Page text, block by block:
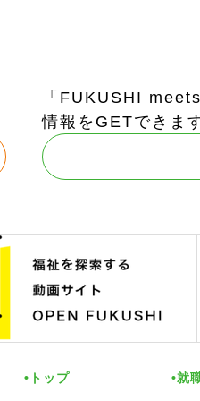
「FUKUSHI
情報をGETできま
トップ 就